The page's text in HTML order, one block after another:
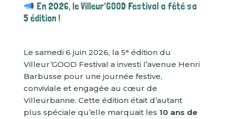
En 2026, le Villeur’GOOD Festival a fêté sa
5 édition !
Le samedi 6 juin 2026, la 5ᵉ édition du
Villeur’GOOD Festival a investi l’avenue Henri
Barbusse pour une journée festive,
conviviale et engagée au cœur de
Villeurbanne. Cette édition était d’autant
plus spéciale qu’elle marquait les 10 ans de